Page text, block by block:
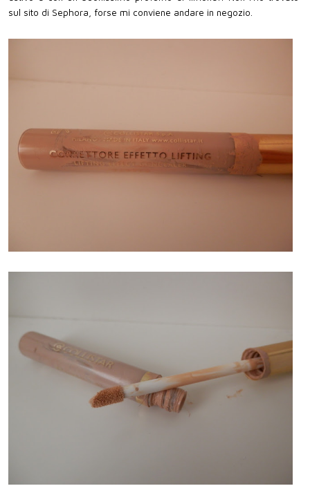
sul sito di Sephora, forse mi conviene andare in negozio.